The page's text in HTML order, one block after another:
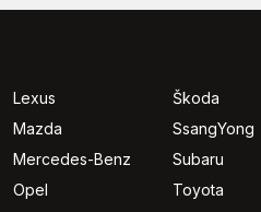
Lexus
Mazda
Mercedes-Benz
Opel
Škoda
SsangYong
Subaru
Toyota